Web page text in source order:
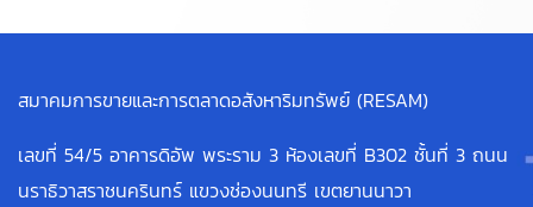
สมาคมการขายและการตลาดอสังหาริมทรัพย์ (RESAM)
เลขที่ 54/5 อาคารดิอัพ พระราม 3 ห้องเลขที่ B302 ชั้นที่ 3 ถนน
นราธิวาสราชนครินทร์ แขวงช่องนนทรี เขตยานนาวา